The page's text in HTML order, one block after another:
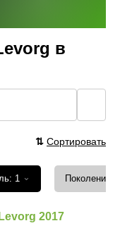
в
⇅ Сортировать
1 ⌄ Поколение
2017